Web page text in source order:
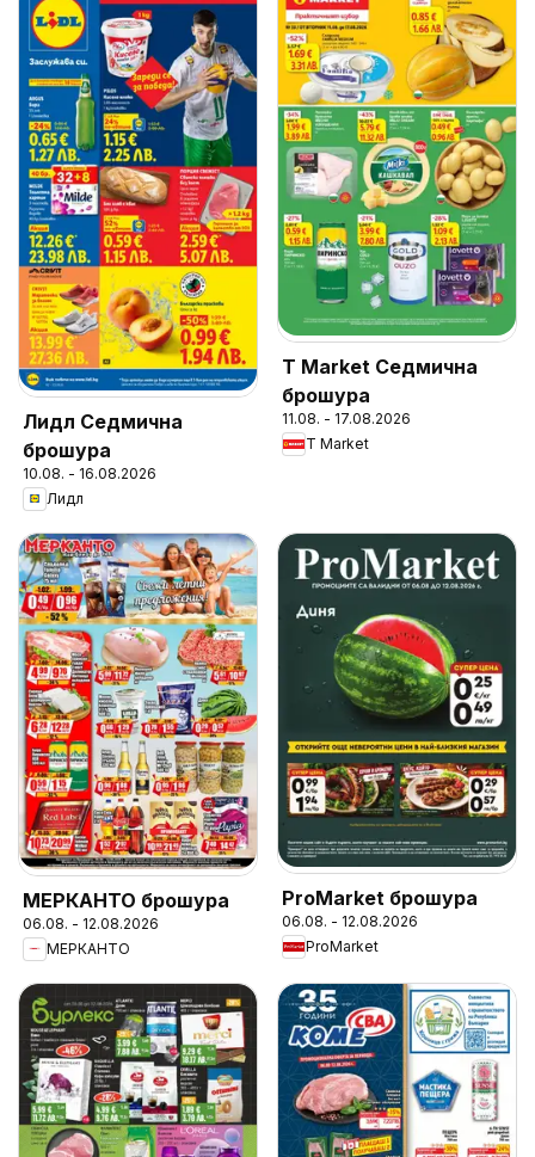
Лидл Седмична
брошура
10.08. - 16.08.2026
Лидл
T Market Седмична
брошура
11.08. - 17.08.2026
T Market
МЕРКАНТО брошура
06.08. - 12.08.2026
МЕРКАНТО
ProMarket брошура
06.08. - 12.08.2026
ProMarket